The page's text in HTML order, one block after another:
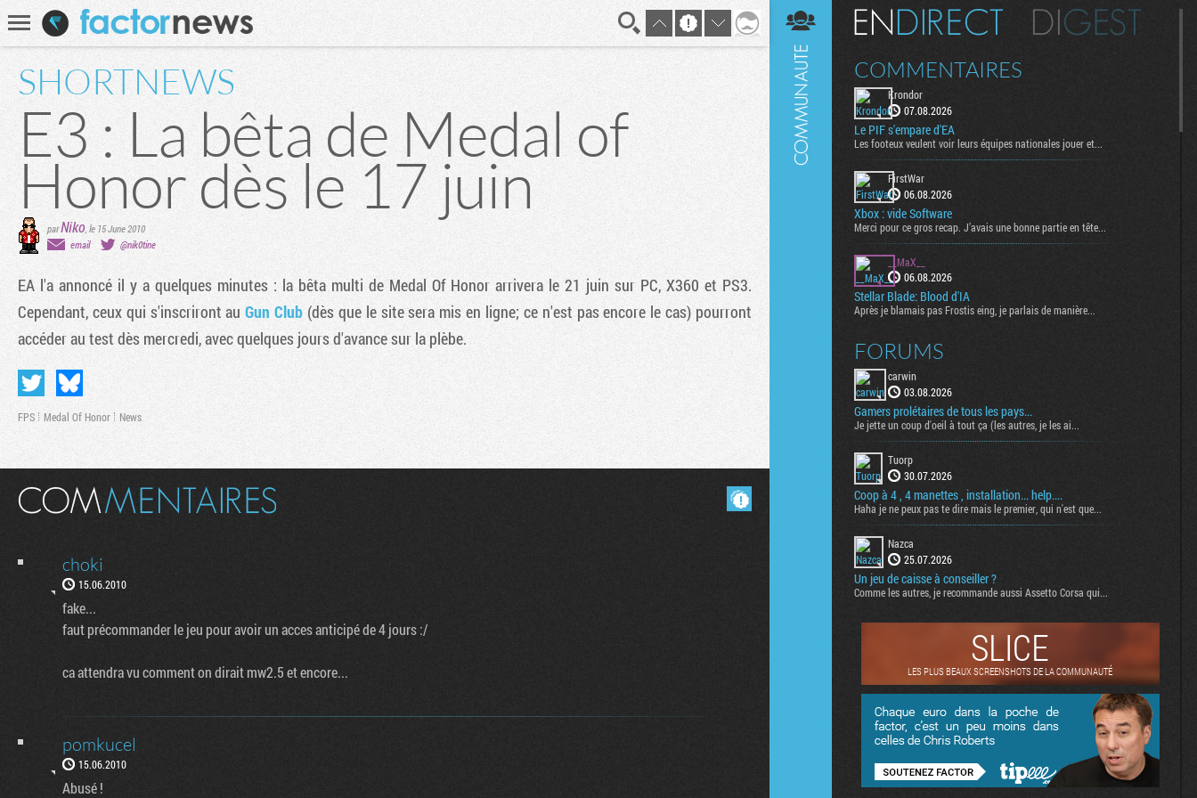
Recherche
SHORTNEWS
E3 : La bêta de Medal of
Honor dès le 17 juin
parNiko,le 15 June 2010
email
@nik0tine
EA l'a annoncé il y a quelques minutes : la bêta multi de Medal Of Honor arrivera le 21 juin sur PC, X360 et PS3.
Cependant, ceux qui s'inscriront auGun Club (dès que le site sera mis en ligne; ce n'est pas encore le cas) pourront
accéder au test dès mercredi, avec quelques jours d'avance sur la plèbe.
FPS Medal Of Honor News
choki
15.06.2010
fake...
faut précommander le jeu pour avoir un acces anticipé de 4 jours :/
ca attendra vu comment on dirait mw2.5 et encore...
pomkucel
15.06.2010
Abusé !
En direct Digest
COMMENTAIRES
Krondor
07.08.2026
Le PIF s'empare d'EA
Les footeux veulent voir leurs équipes nationales jouer et...
FirstWar
06.08.2026
Xbox : vide Software
Merci pour ce gros recap. J’avais une bonne partie en tête...
__MaX__
06.08.2026
Stellar Blade: Blood d'IA
Après je blamais pas Frostis eing, je parlais de manière...
FORUMS
carwin
03.08.2026
Gamers prolétaires de tous les pays...
Je jette un coup d'oeil à tout ça (les autres, je les ai...
Tuorp
30.07.2026
Coop à 4 , 4 manettes , installation... help....
Haha je ne peux pas te dire mais le premier, qui n'est que...
Nazca
25.07.2026
Un jeu de caisse à conseiller ?
Comme les autres, je recommande aussi Assetto Corsa qui...
SLICE
LES PLUS BEAUX SCREENSHOTS DE LA COMMUNAUTÉ